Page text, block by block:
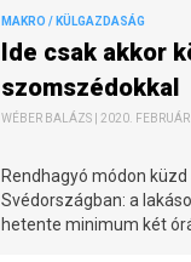
MAKRO / KÜLGAZDASÁG
Ide csak akkor
szomszédokkal
WÉBER BALÁZS | 2020.
Rendhagyó módon
Svédországban: a
hetente minimum két